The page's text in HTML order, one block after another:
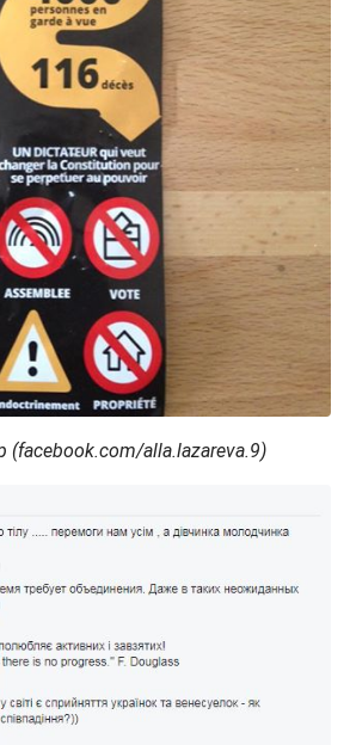
(facebook.com/alla.lazareva.9)